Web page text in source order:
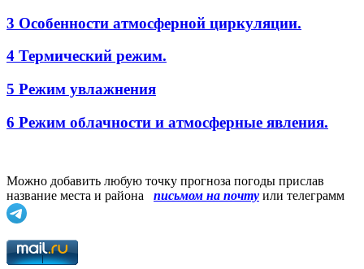
3 Особенности атмосферной циркуляции.
4 Термический режим.
5 Режим увлажнения
6 Режим облачности и атмосферные явления.
Можно добавить любую точку прогноза погоды прислав
название места и района
письмом на почту или телеграмм